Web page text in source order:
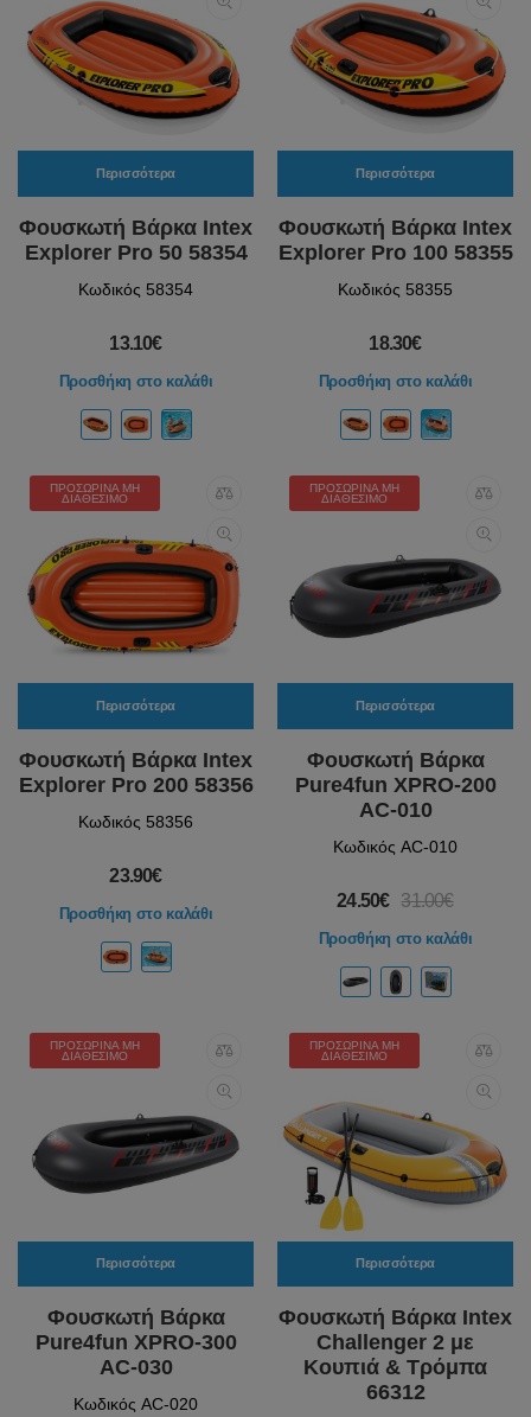
Περισσότερα
Φουσκωτή Βάρκα Intex
Explorer Pro 50 58354
Κωδικός 58354
13.10€
Προσθήκη στο καλάθι
Περισσότερα
Φουσκωτή Βάρκα Intex
Explorer Pro 100 58355
Κωδικός 58355
18.30€
Προσθήκη στο καλάθι
ΠΡΟΣΩΡΙΝΆ ΜΗ
ΔΙΑΘΈΣΙΜΟ
Περισσότερα
Φουσκωτή Βάρκα Intex
Explorer Pro 200 58356
Κωδικός 58356
23.90€
Προσθήκη στο καλάθι
ΠΡΟΣΩΡΙΝΆ ΜΗ
ΔΙΑΘΈΣΙΜΟ
Περισσότερα
Φουσκωτή Βάρκα
Pure4fun XPRO-200
AC-010
Κωδικός AC-010
24.50€ 31.00€
Προσθήκη στο καλάθι
ΠΡΟΣΩΡΙΝΆ ΜΗ
ΔΙΑΘΈΣΙΜΟ
Περισσότερα
Φουσκωτή Βάρκα
Pure4fun XPRO-300
AC-030
Κωδικός AC-020
ΠΡΟΣΩΡΙΝΆ ΜΗ
ΔΙΑΘΈΣΙΜΟ
Περισσότερα
Φουσκωτή Βάρκα Intex
Challenger 2 με
Κουπιά & Τρόμπα
66312